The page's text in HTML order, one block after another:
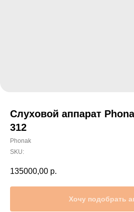
Слуховой аппарат
312
Phonak
SKU:
135000,00 р.
Хочу подобрать